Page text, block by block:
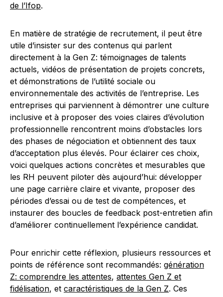
de l’Ifop.
En matière de stratégie de recrutement, il peut être
utile d’insister sur des contenus qui parlent
directement à la Gen Z: témoignages de talents
actuels, vidéos de présentation de projets concrets,
et démonstrations de l’utilité sociale ou
environnementale des activités de l’entreprise. Les
entreprises qui parviennent à démontrer une culture
inclusive et à proposer des voies claires d’évolution
professionnelle rencontrent moins d’obstacles lors
des phases de négociation et obtiennent des taux
d’acceptation plus élevés. Pour éclairer ces choix,
voici quelques actions concrètes et mesurables que
les RH peuvent piloter dès aujourd’hui: développer
une page carrière claire et vivante, proposer des
périodes d’essai ou de test de compétences, et
instaurer des boucles de feedback post-entretien afin
d’améliorer continuellement l’expérience candidat.
Pour enrichir cette réflexion, plusieurs ressources et
points de référence sont recommandés: génération
Z: comprendre les attentes, attentes Gen Z et
fidélisation, et caractéristiques de la Gen Z. Ces